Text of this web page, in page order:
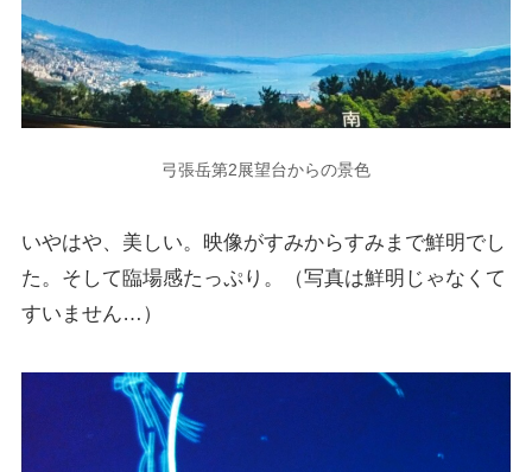
弓張岳第2展望台からの景色
いやはや、美しい。 映像がすみからすみまで鮮明でし
た。そして臨場感たっぷり。（写真は鮮明じゃなくて
すいません…）